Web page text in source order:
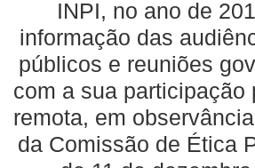
INPI, no ano de
informação das
públicos e reuniões
com a sua participação
remota, em
da Comissão de Ética